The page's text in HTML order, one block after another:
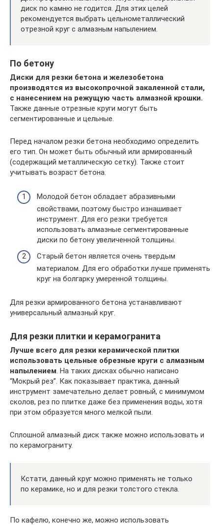
диск по камню не годится. Для этих целей
рекомендуется выбрать цельнометаллический
отрезной круг с алмазным напылением.
По бетону
Диски для резки бетона и железобетона
производятся из высокопрочной закаленной стали,
с нанесением на режущую часть алмазной крошки.
Также данные отрезные круги могут быть
сегментированные и цельные.
Перед началом резки бетона необходимо определить
его тип. Он может быть обычный или армированный
(содержащий металлическую сетку). Также стоит
учитывать возраст бетона.
Молодой бетон обладает абразивными
свойствами, поэтому быстро изнашивает
инструмент. Для его резки требуется
использовать алмазные сегментированные
диски по бетону увеличенной толщины.
Старый бетон является очень твердым
материалом. Для его обработки лучше применять
круг на болгарку умеренной толщины.
Для резки армированного бетона устанавливают
универсальный алмазный круг.
Для резки плитки и керамогранита
Лучше всего для резки керамической плитки
использовать цельные обрезные круги с алмазным
напылением. На таких дисках обычно написано
“Мокрый рез”. Как показывает практика, данный
инструмент замечательно делает ровный, с минимумом
сколов, рез по плитке даже без применения воды, хотя
при этом образуется много мелкой пыли.
Сплошной алмазный диск также можно использовать и
по керамограниту.
Кстати, данный круг можно применять не только
по керамике, но и для резки толстого стекла.
По кафелю, конечно же, можно использовать